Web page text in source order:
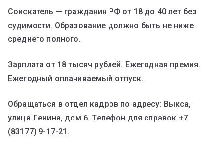
Соискатель — гражданин РФ от 18 до 40 лет без
судимости. Образование должно быть не ниже
среднего полного.
Зарплата от 18 тысяч рублей. Ежегодная премия.
Ежегодный оплачиваемый отпуск.
Обращаться в отдел кадров по адресу: Выкса,
улица Ленина, дом 6. Телефон для справок +7
(83177) 9-17-21.